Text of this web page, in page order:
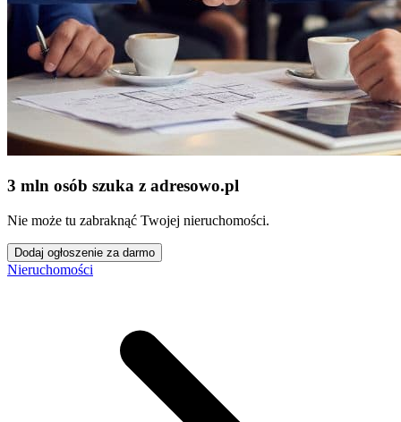
3 mln osób szuka z adresowo.pl
Nie może tu zabraknąć Twojej nieruchomości.
Dodaj ogłoszenie za darmo
Nieruchomości